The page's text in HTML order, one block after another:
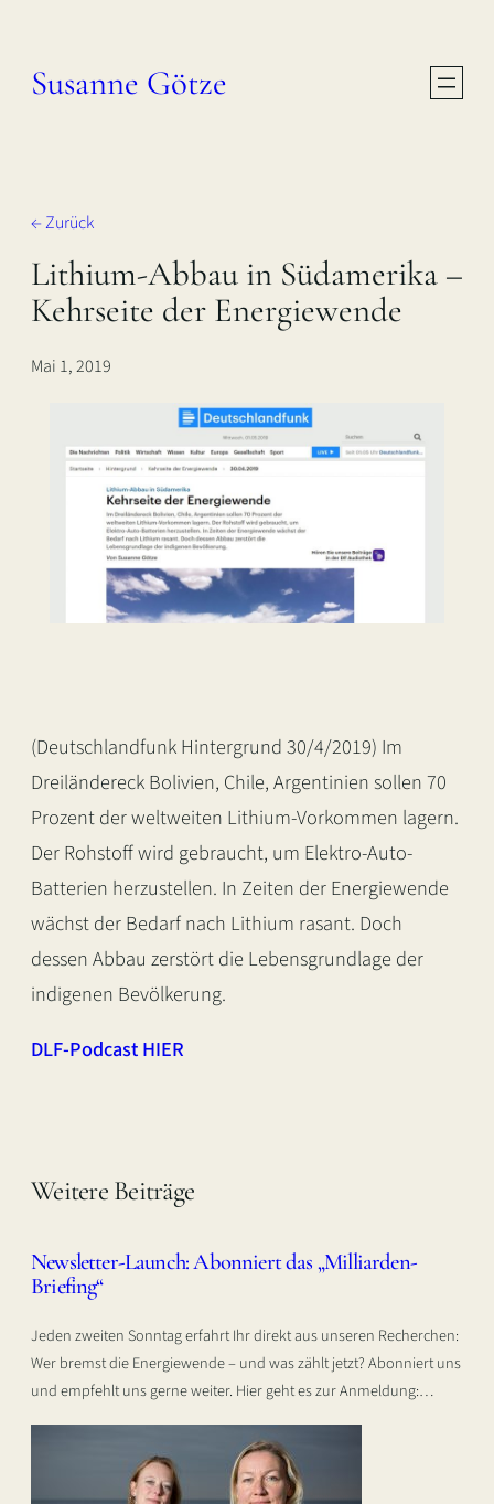
springen
Susanne Götze
← Zurück
Lithium-Abbau in Südamerika –
Kehrseite der Energiewende
Mai 1, 2019
(Deutschlandfunk Hintergrund 30/4/2019) Im
Dreiländereck Bolivien, Chile, Argentinien sollen 70
Prozent der weltweiten Lithium-Vorkommen lagern.
Der Rohstoff wird gebraucht, um Elektro-Auto-
Batterien herzustellen. In Zeiten der Energiewende
wächst der Bedarf nach Lithium rasant. Doch
dessen Abbau zerstört die Lebensgrundlage der
indigenen Bevölkerung.
DLF-Podcast HIER
Weitere Beiträge
Newsletter-Launch: Abonniert das „Milliarden-
Briefing“
Jeden zweiten Sonntag erfahrt Ihr direkt aus unseren Recherchen:
Wer bremst die Energiewende – und was zählt jetzt? Abonniert uns
und empfehlt uns gerne weiter. Hier geht es zur Anmeldung:…